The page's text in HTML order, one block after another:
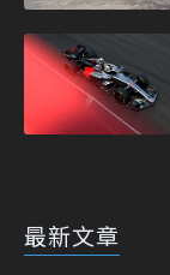
最新文章